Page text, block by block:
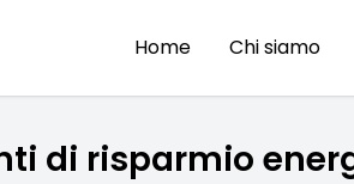
Home Chi siamo
di risparmio